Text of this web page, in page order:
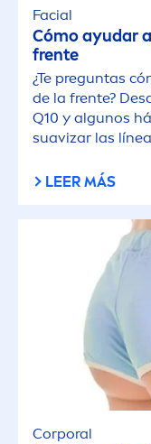
Facial
Cómo ayudar
frente
¿Te preguntas
de la frente?
Q10 y algunos
suavizar las
LEER MÁS
Corporal